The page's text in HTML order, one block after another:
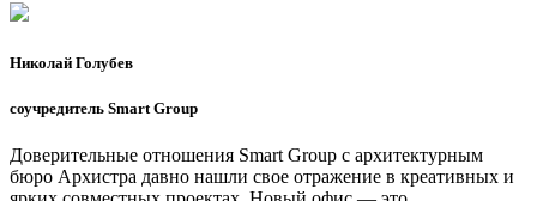
Николай Голубев
соучредитель Smart Group
Доверительные отношения Smart Group с архитектурным
бюро Архистра давно нашли свое отражение в креативных и